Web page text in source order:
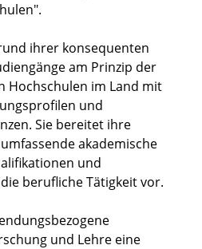
ihrer konsequenten
am Prinzip der
Hochschulen im Land mit
und
Sie bereitet ihre
akademische
und
berufliche Tätigkeit vor.
und Lehre eine